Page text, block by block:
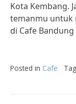
Kota Kembang.
temanmu untuk
di Cafe
Posted in Cafe